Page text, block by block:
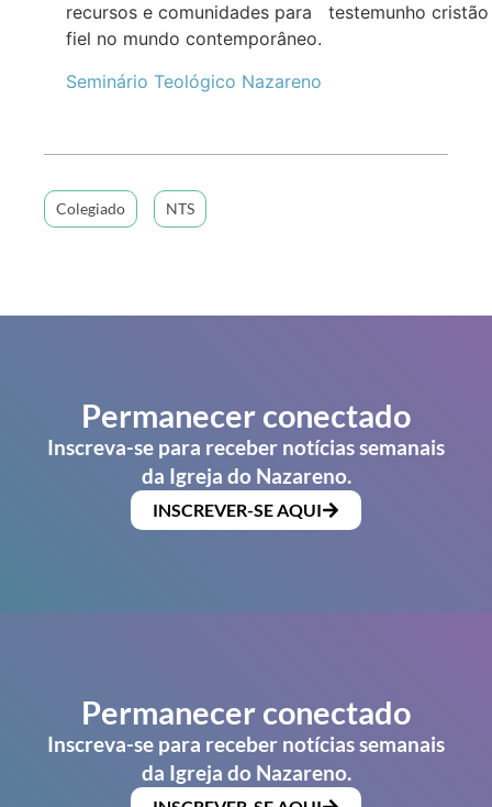
recursos e comunidades para testemunho cristão
fiel no mundo contemporâneo.
Seminário Teológico Nazareno
Colegiado NTS
Permanecer conectado
Inscreva-se para receber notícias semanais
da Igreja do Nazareno.
INSCREVER-SE AQUI
Permanecer conectado
Inscreva-se para receber notícias semanais
da Igreja do Nazareno.